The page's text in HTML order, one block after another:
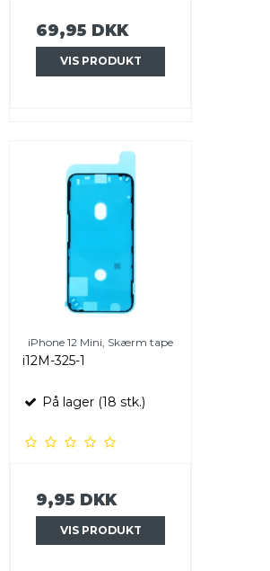
69,95 DKK
VIS PRODUKT
iPhone 12 Mini, Skærm tape
i12M-325-1
På lager (18 stk.)
9,95 DKK
VIS PRODUKT